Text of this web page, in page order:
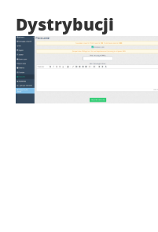
Dystrybucji